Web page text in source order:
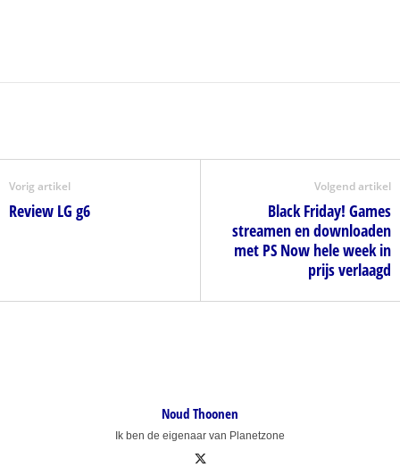
Vorig artikel
Review LG g6
Volgend artikel
Black Friday! Games
streamen en downloaden
met PS Now hele week in
prijs verlaagd
Noud Thoonen
Ik ben de eigenaar van Planetzone